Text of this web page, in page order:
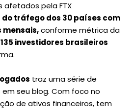
afetados pela FTX
tráfego dos 30 países com
mensais,conforme métrica da
investidores brasileiros
traz uma série de
seu blog. Com foco no
de ativos financeiros, tem